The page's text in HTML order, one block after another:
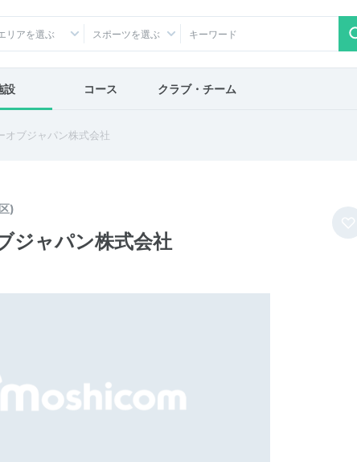
リアを選ぶ スポーツを選ぶ
設 コース クラブ・チーム
オブジャパン株式会社
)
ジャパン株式会社